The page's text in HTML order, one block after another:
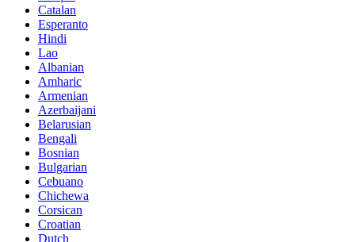
Catalan
Esperanto
Hindi
Lao
Albanian
Amharic
Armenian
Azerbaijani
Belarusian
Bengali
Bosnian
Bulgarian
Cebuano
Chichewa
Corsican
Croatian
Dutch